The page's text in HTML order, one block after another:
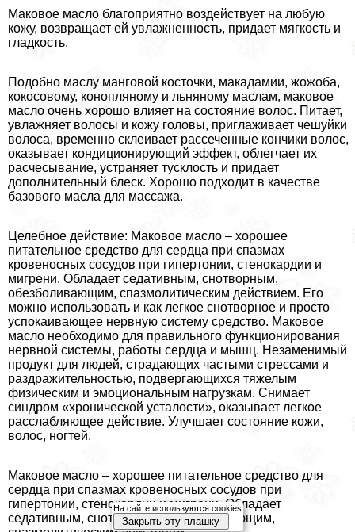
Маковое масло благоприятно воздействует на любую
кожу, возвращает ей увлажненность, придает мягкость и
гладкость.
Подобно маслу манговой косточки, макадамии, жожоба,
кокосовому, конопляному и льняному маслам, маковое
масло очень хорошо влияет на состояние волос. Питает,
увлажняет волосы и кожу головы, приглаживает чешуйки
волоса, временно склеивает рассеченные кончики волос,
оказывает кондиционирующий эффект, облегчает их
расчесывание, устраняет тусклость и придает
дополнительный блеск. Хорошо подходит в качестве
базового масла для массажа.
Целебное действие: Маковое масло – хорошее
питательное средство для сердца при спазмах
кровеносных сосудов при гипертонии, стенокардии и
мигрени. Обладает седативным, снотворным,
обезболивающим, спазмолитическим действием. Его
можно использовать и как легкое снотворное и просто
успокаивающее нервную систему средство. Маковое
масло необходимо для правильного функционирования
нервной системы, работы сердца и мышц. Незаменимый
продукт для людей, страдающих частыми стрессами и
раздражительностью, подвергающихся тяжелым
физическим и эмоциональным нагрузкам. Снимает
синдром «хронической усталости», оказывает легкое
расслабляющее действие. Улучшает состояние кожи,
волос, ногтей.
Маковое масло – хорошее питательное средство для
сердца при спазмах кровеносных сосудов при
гипертонии, стенокардии и мигрени. Обладает
седативным, снотворным, обезболивающим,
На сайте используются cookies
Закрыть эту плашку